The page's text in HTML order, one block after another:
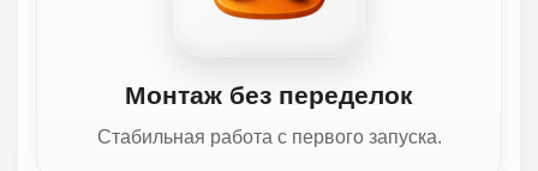
Монтаж без переделок
Стабильная работа с первого запуска.